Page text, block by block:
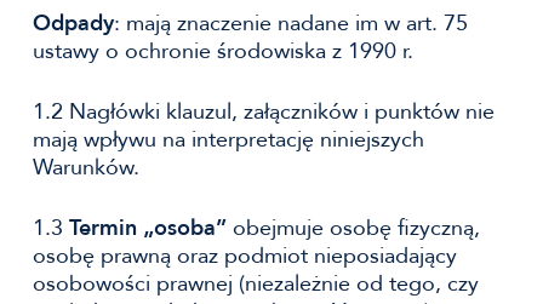
Odpady: mają znaczenie nadane im w art. 75
ustawy o ochronie środowiska z 1990 r.
1.2 Nagłówki klauzul, załączników i punktów nie
mają wpływu na interpretację niniejszych
Warunków.
1.3 Termin „osoba”obejmuje osobę fizyczną,
osobę prawną oraz podmiot nieposiadający
osobowości prawnej (niezależnie od tego, czy